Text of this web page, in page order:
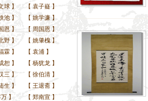
球 】 【 袁子嶷 】
池 】 【 姚学濂 】
恩 】 【 周国恩 】
野 】 【 姚肇槐 】
霖 】 【 袁浦 】
恕 】 【 杨犹龙 】
三 】 【 徐伯清 】
生 】 【 王退斋 】
】 【 郑南宣 】